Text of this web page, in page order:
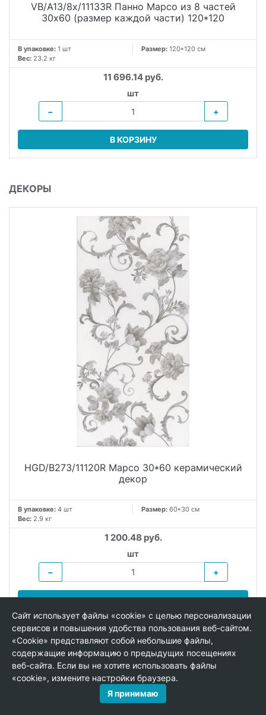
VB/A13/8x/11133R Панно Марсо из 8 частей
30х60 (размер каждой части) 120*120
В упаковке: 1 шт Размер: 120*120 см
Вес: 23.2 кг
11 696.14 руб.
шт
−
+
В КОРЗИНУ
ДЕКОРЫ
HGD/B273/11120R Марсо 30*60 керамический
декор
В упаковке: 4 шт Размер: 60*30 см
Вес: 2.9 кг
1 200.48 руб.
шт
−
+
В КОРЗИНУ
Сайт использует файлы «cookie» с целью персонализации
сервисов и повышения удобства пользования веб-сайтом.
«Cookie» представляют собой небольшие файлы,
содержащие информацию о предыдущих посещениях
веб-сайта. Если вы не хотите использовать файлы
«cookie», измените настройки браузера.
Я принимаю